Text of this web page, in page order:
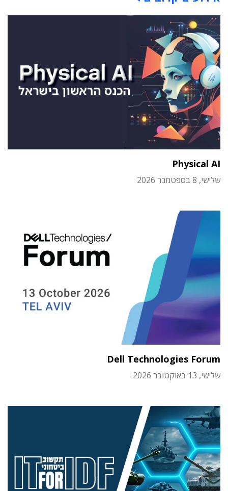
Physical AI
שלישי, 8 בספטמבר 2026
Dell Technologies Forum
שלישי, 13 באוקטובר 2026